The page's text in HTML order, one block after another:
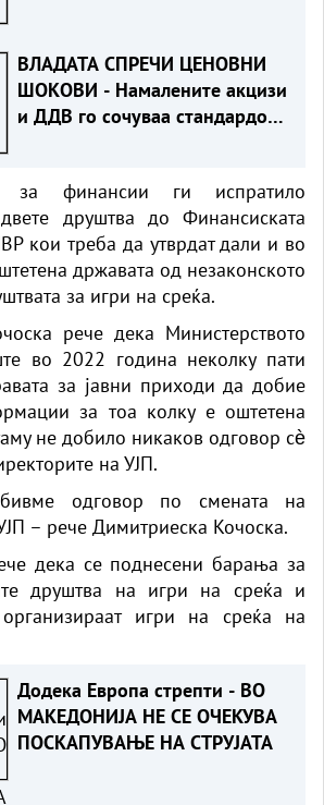
ВЛАДАТА СПРЕЧИ ЦЕНОВНИ
ШОКОВИ - Намалените акцизи
и ДДВ го сочуваа стандардот
за финансии ги испратило
друштва до Финансиската
кои треба да утврдат дали и во
државата од незаконското
за игри на среќа.
рече дека Министерството
во 2022 година неколку пати
за јавни приходи да добие
за тоа колку е оштетена
не добило никаков одговор сѐ
на УЈП.
одговор по смената на
– рече Димитриеска Кочоска.
дека се поднесени барања за
друштва на игри на среќа и
игри на среќа на
Додека Европа стрепти - ВО
МАКЕДОНИЈА НЕ СЕ ОЧЕКУВА
ПОСКАПУВАЊЕ НА СТРУЈАТА